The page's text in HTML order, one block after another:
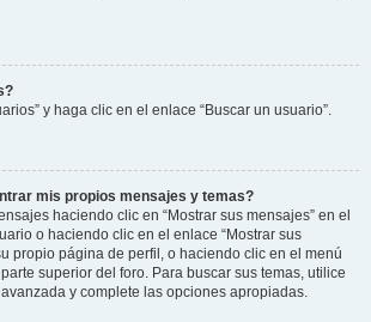
y haga clic en el enlace “Buscar un usuario”.
mis propios mensajes y temas?
haciendo clic en “Mostrar sus mensajes” en el
o haciendo clic en el enlace “Mostrar sus
propio página de perfil, o haciendo clic en el menú
superior del foro. Para buscar sus temas, utilice
y complete las opciones apropiadas.